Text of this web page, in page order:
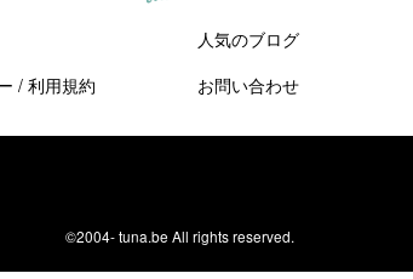
人気のブログ
/ 利用規約 お問い合わせ
©2004-tuna.be All rights reserved.